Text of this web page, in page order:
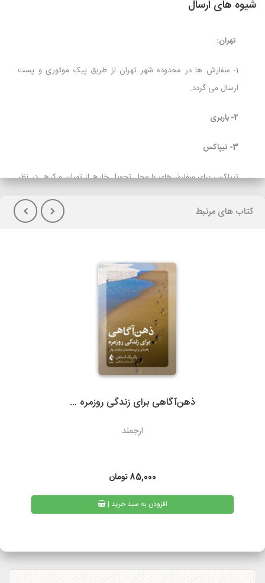
شیوه های ارسال
تهران:
1- سفارش ها در محدوده شهر تهران از طریق پیک موتوری و پست
ارسال می گردد.
2- باربری
3- تیپاکس
تیپاکس برای سفارش‌های با محل تحویل خارج از تهران و کرج در نظر
هنگام تحویل کالا(پس کرایه) دارند توصیه می شود.
گیلان)نسبت به سایر روشهای ارسال سریعتر می باشد. در صورت انتخاب
ارسال با پست تیپاکس، هزینه حمل به عهده مشتری خواهد بود.
سرویس‌دهی تیپاکس در بیش از 80 شهر که تک مسیره هستند به طور
معمول 24 ساعته است. شهرهایی که دومسیره یا راه دور هستند، معمولاً
در پست پیشتاز زمان تحویل، بسته به دوری یا نزدیکی شهر مقصد از
ممکن است کالا کمی با تاخیر به دست مشتریان محترم برسد.
همیچنین امکان پیگیری وضعیت سفارشات پست پیشتاز از طریق
رقمی میسر است.
کتاب های مرتبط
ذهن‌آگاهی برای زندگی روزمره ...
ارجمند
85,000تومان
| افزودن به سبد خرید